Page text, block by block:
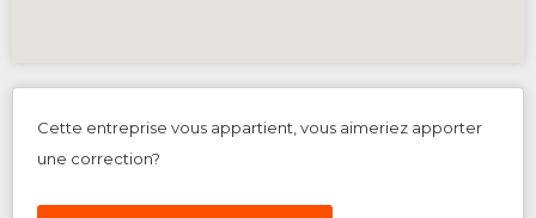
Cette entreprise vous appartient, vous aimeriez apporter
une correction?